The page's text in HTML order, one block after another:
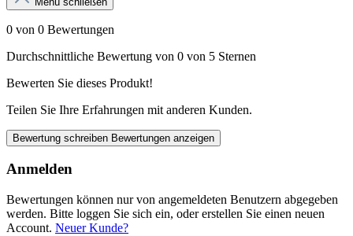
0 von 0 Bewertungen
Durchschnittliche Bewertung von 0 von 5 Sternen
Bewerten Sie dieses Produkt!
Teilen Sie Ihre Erfahrungen mit anderen Kunden.
Bewertung schreiben Bewertungen anzeigen
Anmelden
Bewertungen können nur von angemeldeten Benutzern abgegeben
werden. Bitte loggen Sie sich ein, oder erstellen Sie einen neuen
Account. Neuer Kunde?